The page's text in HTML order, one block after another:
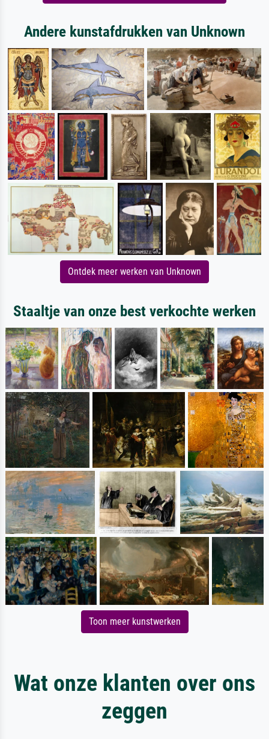
Andere kunstafdrukken van Unknown
Ontdek meer werken van Unknown
Staaltje van onze best verkochte werken
Toon meer kunstwerken
Wat onze klanten over ons
zeggen